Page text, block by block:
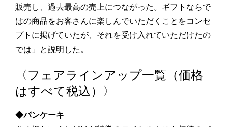
販売し、過去最高の売上につながった。ギフトならで
はの商品をお客さんに楽しんでいただくことをコンセ
プトに掲げていたが、それを受け入れていただけたの
では」と説明した。
〈フェアラインアップ一覧（価格
はすべて税込）〉
◆パンケーキ